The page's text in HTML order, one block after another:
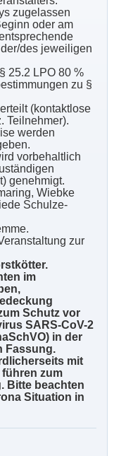
zugelassen
oder am
des jeweiligen
25.2 LPO 80 %
zu §
(kontaktlose
Teilnehmer).
werden
vorbehaltlich
genehmigt.
Wiebke
Schulze-
zur
im
Schutz vor
SARS-CoV-2
in der
Fassung.
mit
zum
Bitte beachten
Situation in